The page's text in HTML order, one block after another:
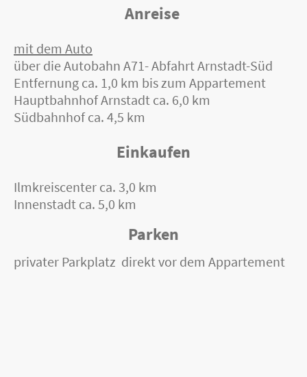
Anreise
mit dem Auto
über die Autobahn A71- Abfahrt Arnstadt-Süd
Entfernung ca. 1,0 km bis zum Appartement
Hauptbahnhof Arnstadt ca. 6,0 km
Südbahnhof ca. 4,5 km
Einkaufen
Ilmkreiscenter ca. 3,0 km
Innenstadt ca. 5,0 km
Parken
privater Parkplatz direkt vor dem Appartement